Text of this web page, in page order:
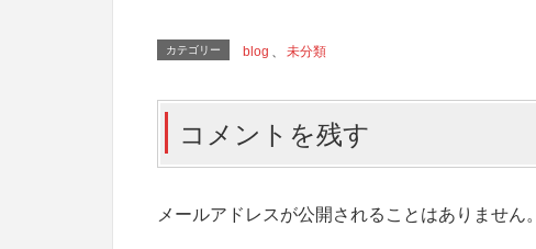
カテゴリー blog 、 未分類
コメントを残す
メールアドレスが公開されることはありません。